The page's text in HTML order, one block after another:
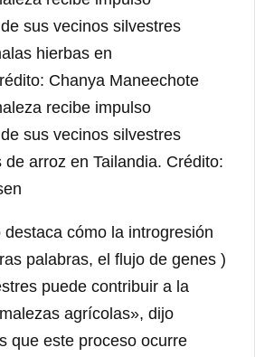
hierbas en
Chanya Maneechote
de arroz en Tailandia. Crédito:
cómo la introgresión
palabras, el flujo de genes )
puede contribuir a la
agrícolas», dijo
que este proceso ocurre